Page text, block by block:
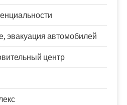
эвакуация автомобилей
центр